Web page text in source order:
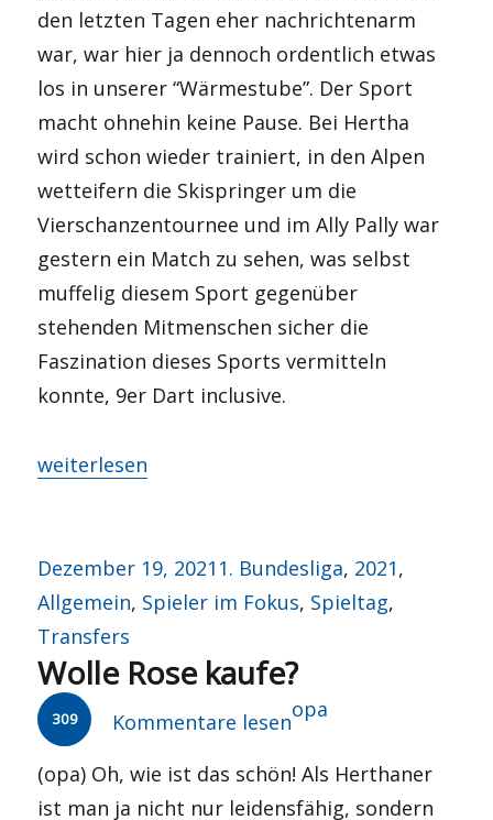
den letzten Tagen eher nachrichtenarm
war, war hier ja dennoch ordentlich etwas
los in unserer “Wärmestube”. Der Sport
macht ohnehin keine Pause. Bei Hertha
wird schon wieder trainiert, in den Alpen
wetteifern die Skispringer um die
Vierschanzentournee und im Ally Pally war
gestern ein Match zu sehen, was selbst
muffelig diesem Sport gegenüber
stehenden Mitmenschen sicher die
Faszination dieses Sports vermitteln
konnte, 9er Dart inclusive.
„Happy new year…“
weiterlesen
Veröffentlicht
am
Dezember 19, 2021 Kategorien
1. Bundesliga, 2021,
Allgemein, Spieler im Fokus, Spieltag,
Transfers
Wolle Rose kaufe?
309 Kommentare lesen
Autor
opa
(opa) Oh, wie ist das schön! Als Herthaner
ist man ja nicht nur leidensfähig, sondern